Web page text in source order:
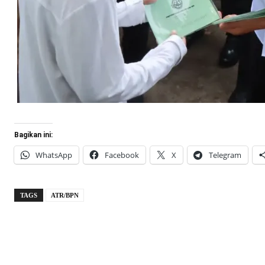
Bagikan ini:
WhatsApp Facebook X Telegram
TAGS ATR/BPN